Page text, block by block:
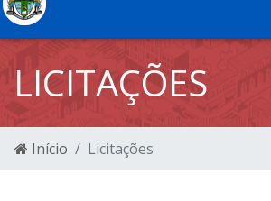
LICITAÇÕES
Início Licitações